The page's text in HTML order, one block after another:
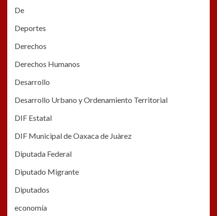
De
Deportes
Derechos
Derechos Humanos
Desarrollo
Desarrollo Urbano y Ordenamiento Territorial
DIF Estatal
DIF Municipal de Oaxaca de Juàrez
Diputada Federal
Diputado Migrante
Diputados
economía